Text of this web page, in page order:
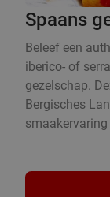
Spaans
Beleef een
iberico- of
gezelschap.
Bergisches